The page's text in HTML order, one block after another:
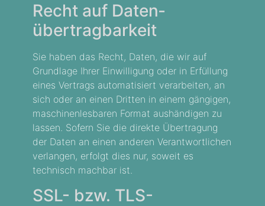
Recht auf Daten­
übertrag­barkeit
Sie haben das Recht, Daten, die wir auf
Grundlage Ihrer Einwilligung oder in Erfüllung
eines Vertrags automatisiert verarbeiten, an
sich oder an einen Dritten in einem gängigen,
maschinenlesbaren Format aushändigen zu
lassen. Sofern Sie die direkte Übertragung
der Daten an einen anderen Verantwortlichen
verlangen, erfolgt dies nur, soweit es
technisch machbar ist.
SSL- bzw. TLS-